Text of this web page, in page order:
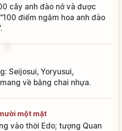
cây anh đào nở và được
điểm ngắm hoa anh đào
Seijosui, Yoryusui,
về bằng chai nhựa.
một mặt
vào thời Edo; tượng Quan